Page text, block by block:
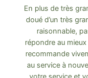
En plus de très
doué d’un très
raisonnable,
répondre au
recommande
au service à